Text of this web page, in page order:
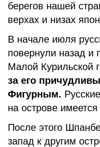
берегов нашей
верхах и низах
В начале июля
повернули назад и
Малой Курильской
за его
Фигурным.
на острове
После этого
запад к другим